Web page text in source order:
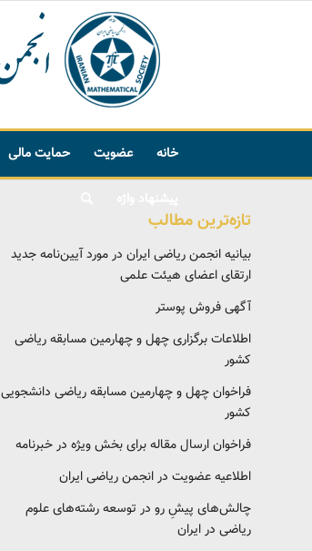
خانه عضویت حمایت مالی
تازه‌ترین مطالب
بیانیه انجمن ریاضی ایران در مورد آیین‌نامه جدید
ارتقای اعضای هیئت علمی
آگهی فروش پوستر
اطلاعات برگزاری چهل و چهارمین مسابقه ریاضی
کشور
فراخوان چهل و چهارمین مسابقه ریاضی دانشجویی
کشور‎‎
فراخوان ارسال مقاله برای بخش ویژه در خبرنامه
اطلاعیه عضویت در انجمن ریاضی ایران
چالش‌های پیشِ رو در توسعه رشته‌های علوم
ریاضی در ایران